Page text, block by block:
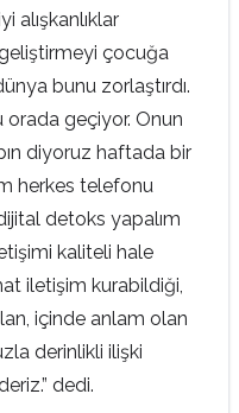
alışkanlıklar
çocuğa
bunu zorlaştırdı.
geçiyor. Onun
diyoruz haftada bir
herkes telefonu
detoks yapalım
kaliteli hale
iletişim kurabildiği,
içinde anlam olan
derinlikli ilişki
dedi.